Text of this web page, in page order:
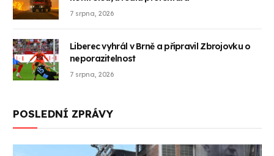
7 srpna, 2026
Liberec vyhrál v Brně a připravil Zbrojovku o
neporazitelnost
7 srpna, 2026
POSLEDNÍ ZPRÁVY